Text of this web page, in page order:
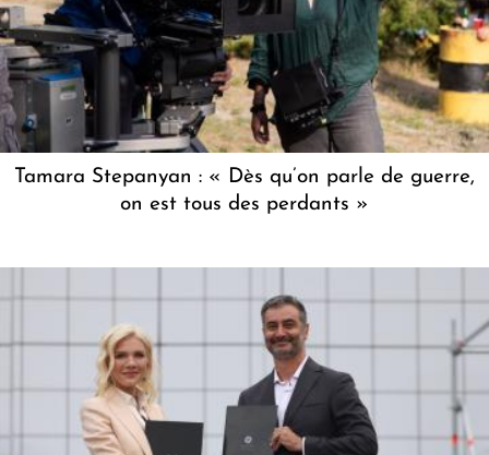
Tamara Stepanyan : « Dès qu’on parle de guerre,
on est tous des perdants »